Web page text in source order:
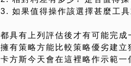
3. 如果值得操作該選擇甚麼工
都具有上列評估後才有可能完成
擁有策略方能比較策略優劣建立
卡方斯今天會在這裡略作示範一